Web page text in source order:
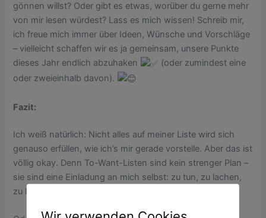
gönnen willst? Oder gibt es etwas, worüber du gerne mehr
von mir lesen würdest? Lass es mich wissen! Schreib mir,
ich freue mich immer über Ideen, Wünsche und Vorschläge
– vielleicht schaffen wir es ja gemeinsam, unsere Punkte
dieses Jahr endlich abzuhaken
(oder zumindest eine
oder zweieinhalb davon).
Fazit:
Ich weiß natürlich: Nicht alles auf meiner Liste wird sich
genauso erfüllen, wie ich’s mir gerade vorstelle. Aber das ist
völlig okay. Denn To-Want-Listen sind kein strenger Plan –
sie sind eine Einladung an mich selbst: zu tun, zu lachen,
zu leben.